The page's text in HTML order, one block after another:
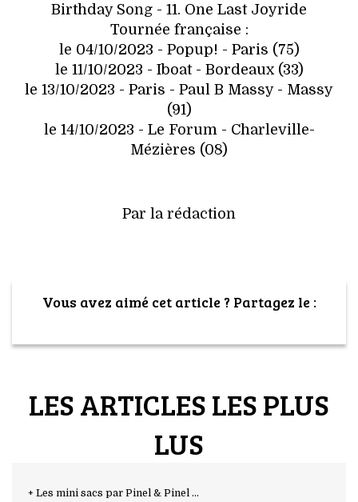
Birthday Song - 11. One Last Joyride
Tournée française :
le 04/10/2023 - Popup! - Paris (75)
le 11/10/2023 - Iboat - Bordeaux (33)
le 13/10/2023 - Paris - Paul B Massy - Massy
(91)
le 14/10/2023 - Le Forum - Charleville-
Mézières (08)
Par la rédaction
Vous avez aimé cet article ? Partagez le :
LES ARTICLES LES PLUS
LUS
+ Les mini sacs par Pinel & Pinel ...